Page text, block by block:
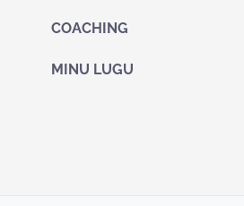
COACHING
MINU LUGU